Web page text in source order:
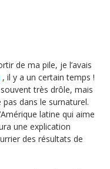
de ma pile, je l’avais
, il y a un certain temps !
très drôle, mais
dans le surnaturel.
latine qui aime
une explication
des résultats de